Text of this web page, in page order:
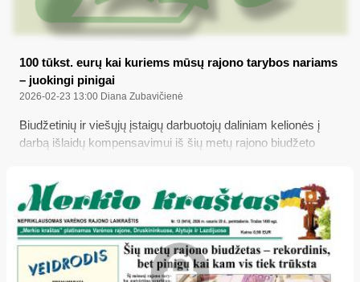
100 tūkst. eurų kai kuriems mūsų rajono tarybos nariams
– juokingi pinigai
2026-02-23 13:00 Diana Zubavičienė
Biudžetinių ir viešųjų įstaigų darbuotojų daliniam kelionės į
darbą išlaidų kompensavimui iš šių metų rajono biudžeto
beveik 20 tūkst. eurų daugiau nei pernai, tačiau rajono
taryboje svarstant šį klausimą kai kurie mūsų valdžios
atstovai buvo įsitikinę, kad paskaičiuotos kompensacijos
„juokingai“ ir net „absurdiškai“ mažos, o pats
„paskaičiavimas“ turėtų būti „sąžiningesnis“...